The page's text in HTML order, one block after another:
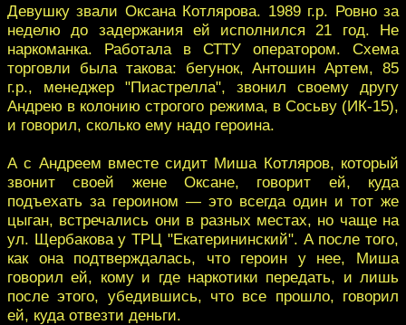
Девушку звали Оксана Котлярова. 1989 г.р. Ровно за
неделю до задержания ей исполнился 21 год. Не
наркоманка. Работала в СТТУ оператором. Схема
торговли была такова: бегунок, Антошин Артем, 85
г.р., менеджер "Пиастрелла", звонил своему другу
Андрею в колонию строгого режима, в Сосьву (ИК-15),
и говорил, сколько ему надо героина.
А с Андреем вместе сидит Миша Котляров, который
звонит своей жене Оксане, говорит ей, куда
подъехать за героином — это всегда один и тот же
цыган, встречались они в разных местах, но чаще на
ул. Щербакова у ТРЦ "Екатерининский". А после того,
как она подтверждалась, что героин у нее, Миша
говорил ей, кому и где наркотики передать, и лишь
после этого, убедившись, что все прошло, говорил
ей, куда отвезти деньги.